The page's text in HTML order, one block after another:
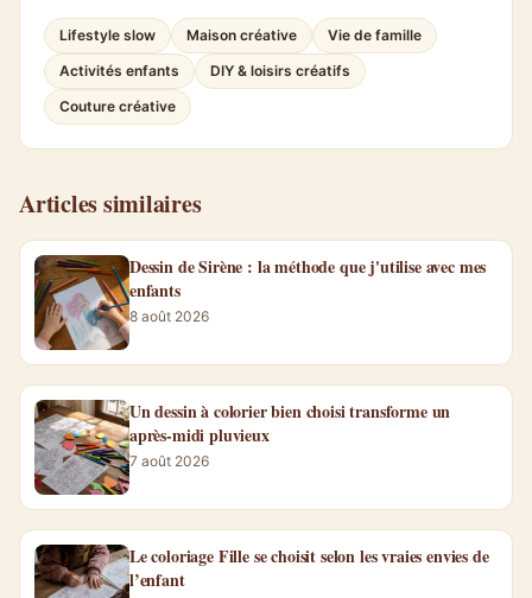
Lifestyle slow Maison créative
Vie de famille
Activités enfants
DIY & loisirs créatifs
Couture créative
Articles similaires
Dessin de Sirène : la méthode que j'utilise avec mes
enfants
8 août 2026
Un dessin à colorier bien choisi transforme un
après-midi pluvieux
7 août 2026
Le coloriage Fille se choisit selon les vraies envies de
l’enfant